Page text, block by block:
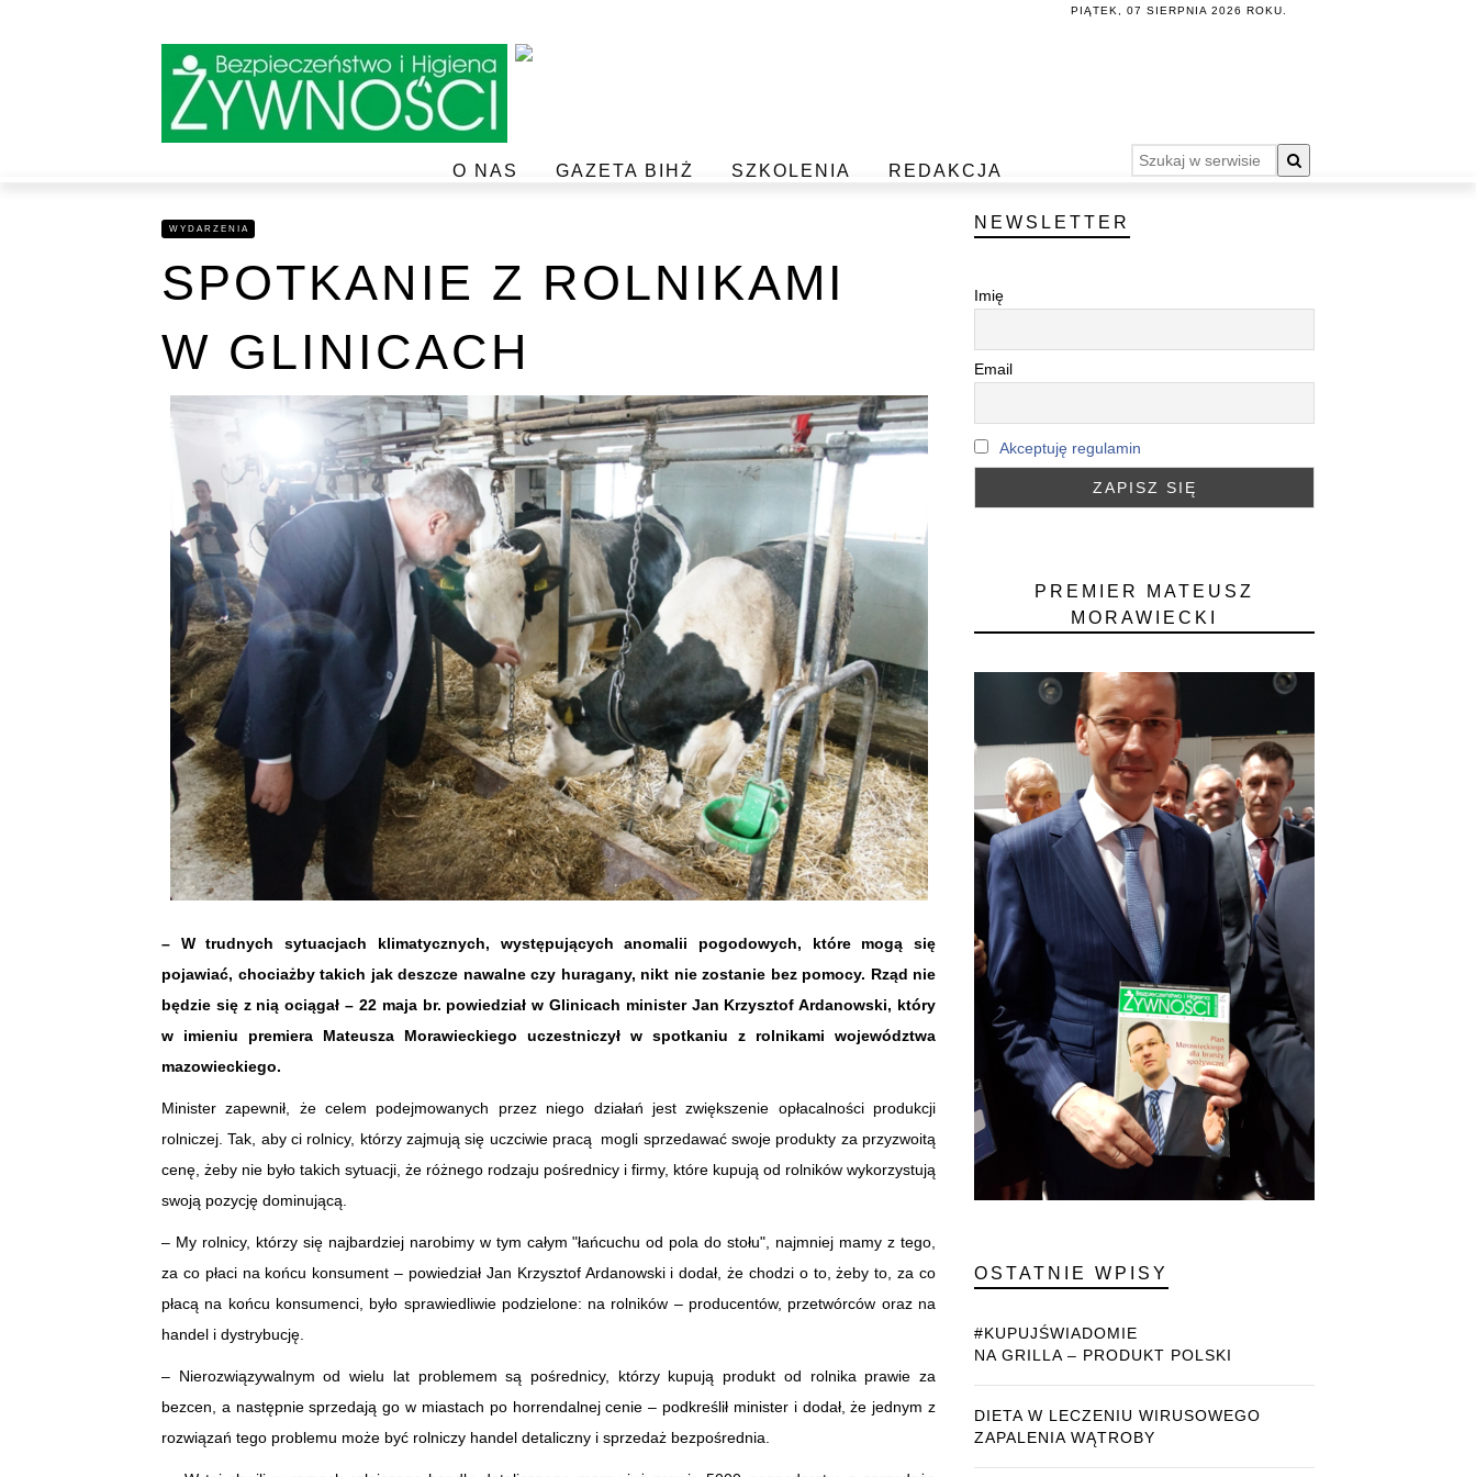
PIĄTEK, 07 SIERPNIA 2026 ROKU.
O NAS GAZETA BIHŻ SZKOLENIA REDAKCJA
WYDARZENIA
SPOTKANIE Z ROLNIKAMI
W GLINICACH
– W trudnych sytuacjach klimatycznych, występujących anomalii pogodowych, które mogą się
pojawiać, chociażby takich jak deszcze nawalne czy huragany, nikt nie zostanie bez pomocy. Rząd nie
będzie się z nią ociągał – 22 maja br. powiedział w Glinicach minister Jan Krzysztof Ardanowski, który
w imieniu premiera Mateusza Morawieckiego uczestniczył w spotkaniu z rolnikami województwa
mazowieckiego.
Minister zapewnił, że celem podejmowanych przez niego działań jest zwiększenie opłacalności produkcji
rolniczej. Tak, aby ci rolnicy, którzy zajmują się uczciwie pracą mogli sprzedawać swoje produkty za przyzwoitą
cenę, żeby nie było takich sytuacji, że różnego rodzaju pośrednicy i firmy, które kupują od rolników wykorzystują
swoją pozycję dominującą.
– My rolnicy, którzy się najbardziej narobimy w tym całym "łańcuchu od pola do stołu", najmniej mamy z tego,
za co płaci na końcu konsument – powiedział Jan Krzysztof Ardanowski i dodał, że chodzi o to, żeby to, za co
płacą na końcu konsumenci, było sprawiedliwie podzielone: na rolników – producentów, przetwórców oraz na
handel i dystrybucję.
– Nierozwiązywalnym od wielu lat problemem są pośrednicy, którzy kupują produkt od rolnika prawie za
bezcen, a następnie sprzedają go w miastach po horrendalnej cenie – podkreślił minister i dodał, że jednym z
rozwiązań tego problemu może być rolniczy handel detaliczny i sprzedaż bezpośrednia.
NEWSLETTER
Imię
Email
Akceptuję regulamin
PREMIER MATEUSZ
MORAWIECKI
OSTATNIE WPISY
#KUPUJŚWIADOMIE
NA GRILLA – PRODUKT POLSKI
DIETA W LECZENIU WIRUSOWEGO
ZAPALENIA WĄTROBY